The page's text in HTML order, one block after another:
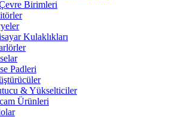
Birimleri
Kulaklıkları
Padleri
& Yükselticiler
Ürünleri